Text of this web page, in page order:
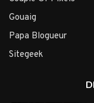
Gouaig
Papa Blogueur
Sitegeek